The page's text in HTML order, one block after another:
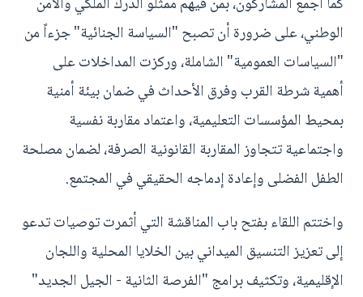
الوطني، على ضرورة أن تصبح "السياسة الجنائية" جزءاً من
"السياسات العمومية" الشاملة، وركزت المداخلات على
أهمية شرطة القرب وفرق الأحداث في ضمان بيئة أمنية
بمحيط المؤسسات التعليمية، واعتماد مقاربة نفسية
واجتماعية تتجاوز المقاربة القانونية الصرفة، لضمان مصلحة
الطفل الفضلى وإعادة إدماجه الحقيقي في المجتمع.
واختتم اللقاء بفتح باب المناقشة التي أثمرت توصيات تدعو
إلى تعزيز التنسيق الميداني بين الخلايا المحلية واللجان
الإقليمية، وتكثيف برامج "الفرصة الثانية - الجيل الجديد"